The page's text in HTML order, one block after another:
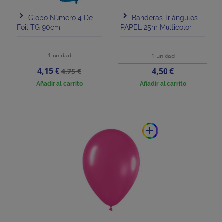
Globo Número 4 De
Foil TG 90cm
1 unidad
Precio
4,15 €Precio
base
4,75 €
Añadir al carrito
Banderas Triángulos
PAPEL 25m Multicolor
1 unidad
Precio
4,50 €
Añadir al carrito
add